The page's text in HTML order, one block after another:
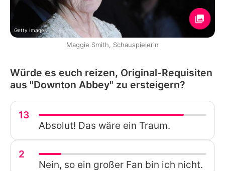
Getty Images
Maggie Smith, Schauspielerin
Würde es euch reizen, Original-Requisiten
aus "Downton Abbey" zu ersteigern?
13
Absolut! Das wäre ein Traum.
2
Nein, so ein großer Fan bin ich nicht.